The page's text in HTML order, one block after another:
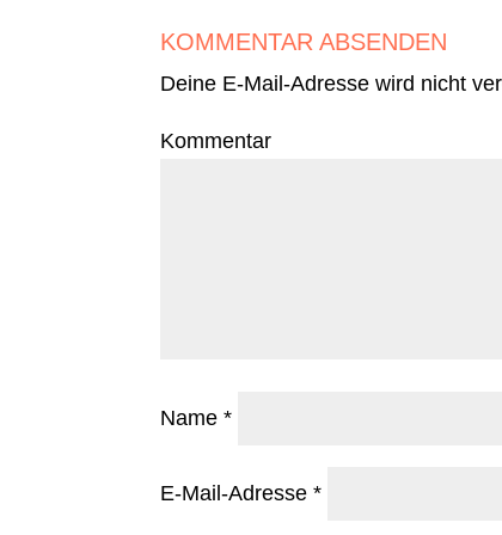
KOMMENTAR ABSENDEN
Deine E-Mail-Adresse wird nicht
Name*
E-Mail-Adresse*